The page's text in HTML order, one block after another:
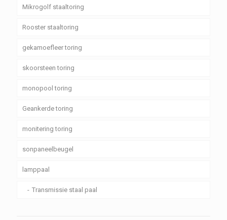
Mikrogolf staaltoring
Rooster staaltoring
gekamoefleer toring
skoorsteen toring
monopool toring
Geankerde toring
monitering toring
sonpaneelbeugel
lamppaal
Transmissie staal paal